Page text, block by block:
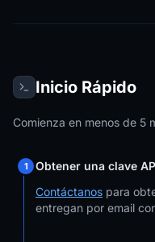
Inicio Rápido
Comienza en menos de 5
1
Obtener una clave
Contáctanos para
entregan por email